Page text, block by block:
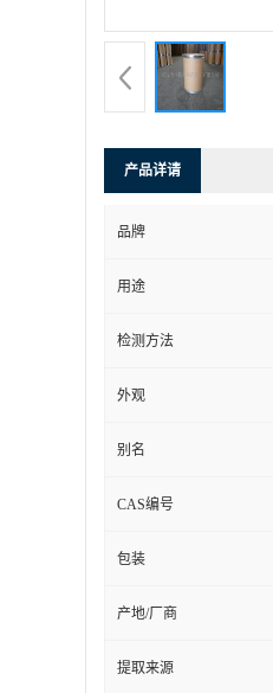
产品详请
品牌
用途
检测方法
外观
别名
CAS编号
包装
产地/厂商
提取来源